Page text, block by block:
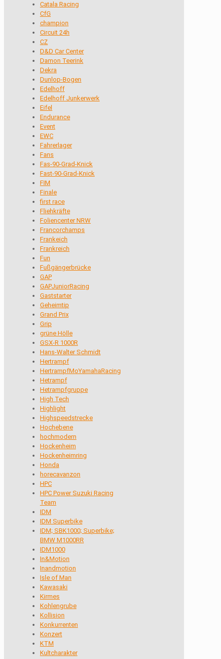
Catala Racing
CfG
champion
Circuit 24h
CZ
D&D Car Center
Damon Teerink
Dekra
Dunlop-Bogen
Edelhoff
Edelhoff Junkerwerk
Eifel
Endurance
Event
EWC
Fahrerlager
Fans
Fas-90-Grad-Knick
Fast-90-Grad-Knick
FIM
Finale
first race
Fliehkräfte
Foliencenter NRW
Francorchamps
Frankeich
Frankreich
Fun
Fußgängerbrücke
GAP
GAPJuniorRacing
Gaststarter
Geheimtip
Grand Prix
Grip
grüne Hölle
GSX-R 1000R
Hans-Walter Schmidt
Hertrampf
HertrampfMoYamahaRacing
Hetrampf
Hetrampfgruppe
High Tech
Highlight
Highspeedstrecke
Hochebene
hochmodern
Hockenheim
Hockenheimring
Honda
horecavanzon
HPC
HPC Power Suzuki Racing
Team
IDM
IDM Superbike
IDM; SBK1000; Superbike;
BMW M1000RR
IDM1000
In&Motion
Inandmotion
Isle of Man
Kawasaki
Kirmes
Kohlengrube
Kollision
Konkurrenten
Konzert
KTM
Kultcharakter